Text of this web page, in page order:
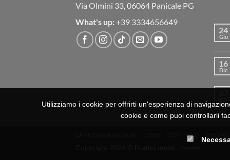
Via Olmini 33, 06064 Panicale PG
What's up: +39 3334656649
24
Giu
16
Dic
CONTATTI
Utilizziamo i cookie per offrirti un'esperienza di
cookie e come puoi controllarli